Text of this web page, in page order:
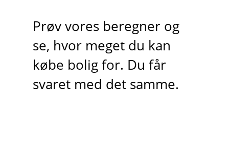
Prøv vores beregner og
se, hvor meget du kan
købe bolig for. Du får
svaret med det samme.